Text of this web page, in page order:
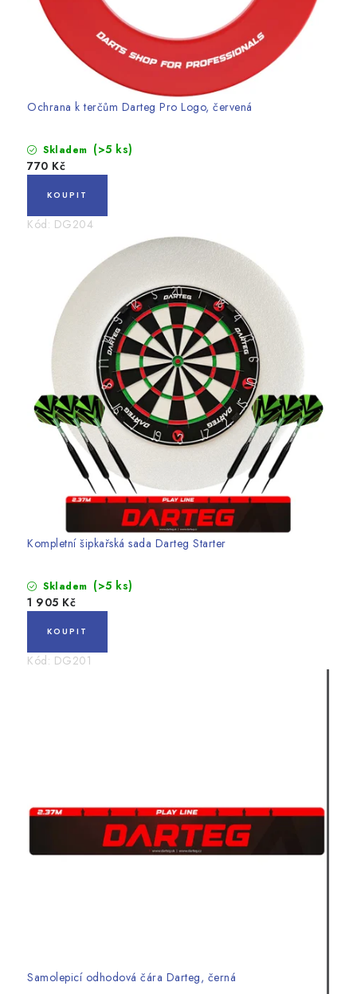
Ochrana k terčům Darteg Pro Logo, červená
Skladem (>5 ks)
770 Kč
Kód: DG204
Kompletní šipkařská sada Darteg Starter
Skladem (>5 ks)
1 905 Kč
Kód: DG201
Samolepicí odhodová čára Darteg, černá